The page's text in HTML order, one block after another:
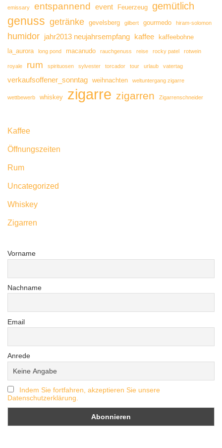
emissary entspannend event Feuerzeug gemütlich
genuss getränke gevelsberg gilbert gourmedo hiram-solomon
humidor jahr2013 neujahrsempfang kaffee
kaffeebohne
la_aurora
long pond macanudo rauchgenuss reise rocky patel rotwein
royale rum spirituosen sylvester torcador tour urlaub vatertag
verkaufsoffener_sonntag weihnachten weltuntergang zigarre
wettbewerb whiskey zigarre zigarren Zigarrenschneider
Kaffee
Öffnungszeiten
Rum
Uncategorized
Whiskey
Zigarren
Vorname
Nachname
Email
Anrede
Indem Sie fortfahren, akzeptieren Sie unsere
Datenschutzerklärung.